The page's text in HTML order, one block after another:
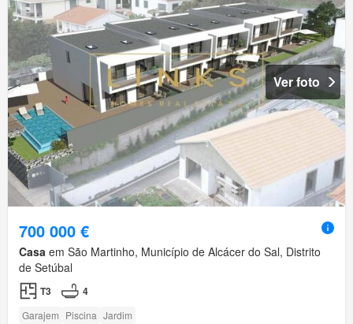
Ver foto
700 000 €
Casa em São Martinho, Município de Alcácer do Sal, Distrito
de Setúbal
T3 4
Garajem Piscina Jardim